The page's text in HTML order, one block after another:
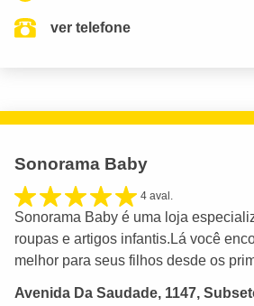
ver telefone
Sonorama Baby
4 aval.
Sonorama Baby é uma loja
roupas e artigos infantis.Lá você
melhor para seus filhos desde os
Avenida Da Saudade, 1147,